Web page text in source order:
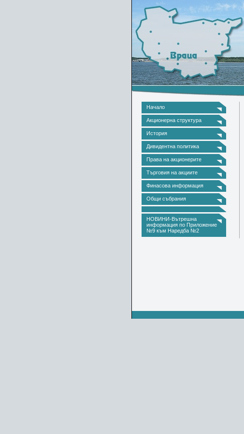
Начало
Акционерна структура
История
Дивидентна политика
Права на акционерите
Търговия на акциите
Финасова информация
Общи събрания
НОВИНИ-Вътрешна
информация по Приложение
№9 към Наредба №2